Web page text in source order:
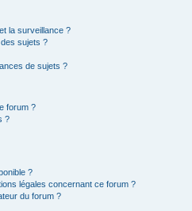
la surveillance ?
sujets ?
de sujets ?
forum ?
?
?
légales concernant ce forum ?
du forum ?